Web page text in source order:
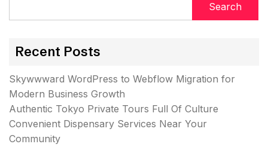
Search
Recent Posts
Skywwward WordPress to Webflow Migration for
Modern Business Growth
Authentic Tokyo Private Tours Full Of Culture
Convenient Dispensary Services Near Your
Community